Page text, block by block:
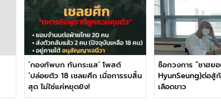
‘กองทัพบก ทันกระแส’ โพสต์
‘ปล่อยตัว 18 เชลยศึก เมื่อการรบสิ้น
สุด ไม่ใช่แค่หยุดยิง!
ช็อกวงการ “ชาฮย
HyunSeung)ต่อสู้กั
เลือดขาว